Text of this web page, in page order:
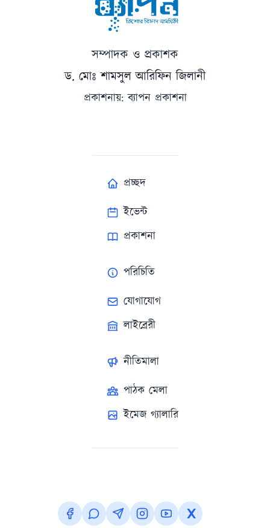
সম্পাদক ও প্রকাশক
ড. মোঃ শামসুল আরিফিন জিলানী
প্রকাশনায়: ব্যাপন প্রকাশনা
প্রচ্ছদ
ইভেন্ট
প্রকাশনা
পরিচিতি
যোগাযোগ
লাইব্রেরী
নীতিমালা
পাঠক মেলা
ইমেজ গ্যালারি